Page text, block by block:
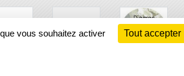
vous souhaitez activer Tout accepter